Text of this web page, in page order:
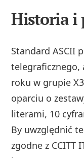
Historia i
Standard ASCII
telegraficznego,
roku w grupie
oparciu o
literami, 10
By uwzględnić
zgodne z CCITT